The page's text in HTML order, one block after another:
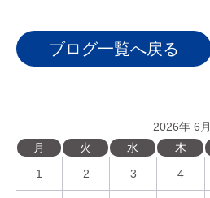
ブログ一覧へ戻る
2026年 6月
月
火 水 木
1
2 3 4